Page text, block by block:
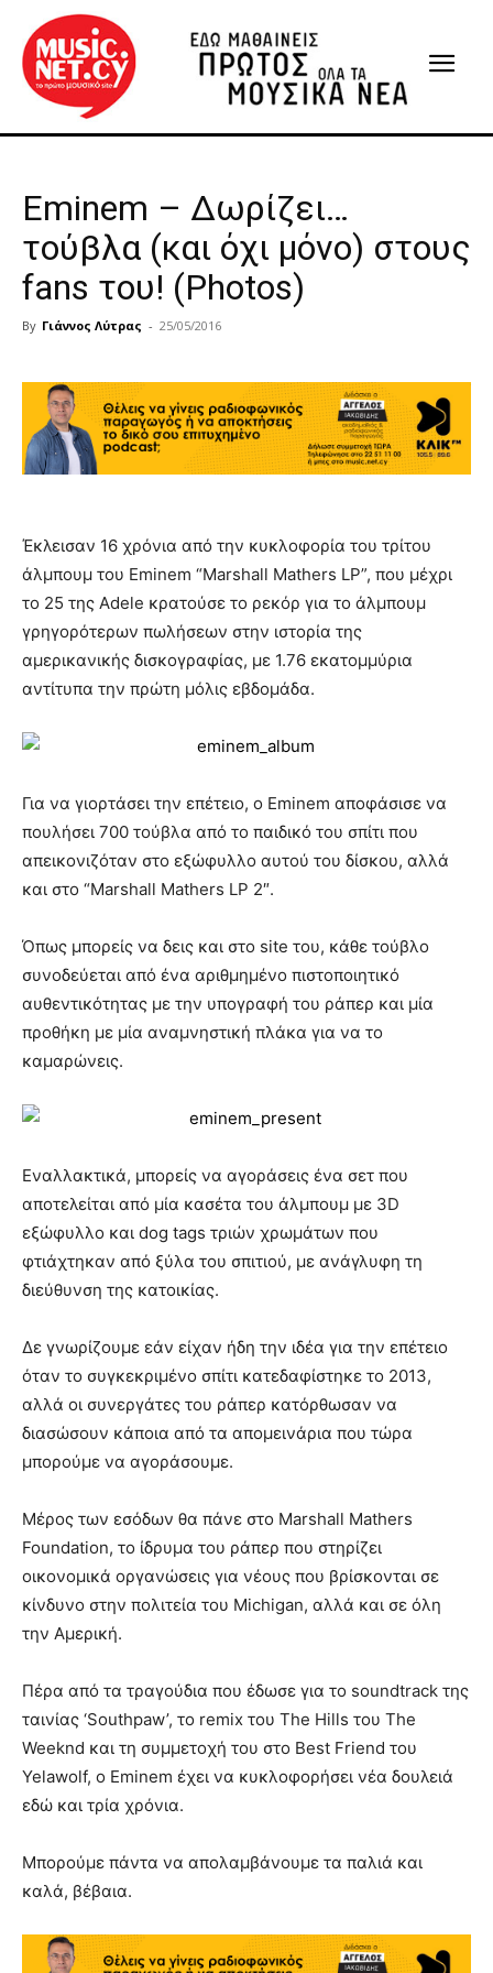
Eminem – Δωρίζει…
τούβλα (και όχι μόνο) στους
fans του! (Photos)
By Γιάννος Λύτρας - 25/05/2016
Έκλεισαν 16 χρόνια από την κυκλοφορία του τρίτου
άλμπουμ του Eminem “Marshall Mathers LP”, που μέχρι
το 25 της Adele κρατούσε το ρεκόρ για το άλμπουμ
γρηγορότερων πωλήσεων στην ιστορία της
αμερικανικής δισκογραφίας, με 1.76 εκατομμύρια
αντίτυπα την πρώτη μόλις εβδομάδα.
Για να γιορτάσει την επέτειο, ο Eminem αποφάσισε να
πουλήσει 700 τούβλα από το παιδικό του σπίτι που
απεικονιζόταν στο εξώφυλλο αυτού του δίσκου, αλλά
και στο “Marshall Mathers LP 2″.
Όπως μπορείς να δεις και στο site του, κάθε τούβλο
συνοδεύεται από ένα αριθμημένο πιστοποιητικό
αυθεντικότητας με την υπογραφή του ράπερ και μία
προθήκη με μία αναμνηστική πλάκα για να το
καμαρώνεις.
Εναλλακτικά, μπορείς να αγοράσεις ένα σετ που
αποτελείται από μία κασέτα του άλμπουμ με 3D
εξώφυλλο και dog tags τριών χρωμάτων που
φτιάχτηκαν από ξύλα του σπιτιού, με ανάγλυφη τη
διεύθυνση της κατοικίας.
Δε γνωρίζουμε εάν είχαν ήδη την ιδέα για την επέτειο
όταν το συγκεκριμένο σπίτι κατεδαφίστηκε το 2013,
αλλά οι συνεργάτες του ράπερ κατόρθωσαν να
διασώσουν κάποια από τα απομεινάρια που τώρα
μπορούμε να αγοράσουμε.
Μέρος των εσόδων θα πάνε στο Marshall Mathers
Foundation, το ίδρυμα του ράπερ που στηρίζει
οικονομικά οργανώσεις για νέους που βρίσκονται σε
κίνδυνο στην πολιτεία του Michigan, αλλά και σε όλη
την Αμερική.
Πέρα από τα τραγούδια που έδωσε για το soundtrack της
ταινίας ‘Southpaw’, το remix του The Hills του The
Weeknd και τη συμμετοχή του στο Best Friend του
Yelawolf, ο Eminem έχει να κυκλοφορήσει νέα δουλειά
εδώ και τρία χρόνια.
Μπορούμε πάντα να απολαμβάνουμε τα παλιά και
καλά, βέβαια.